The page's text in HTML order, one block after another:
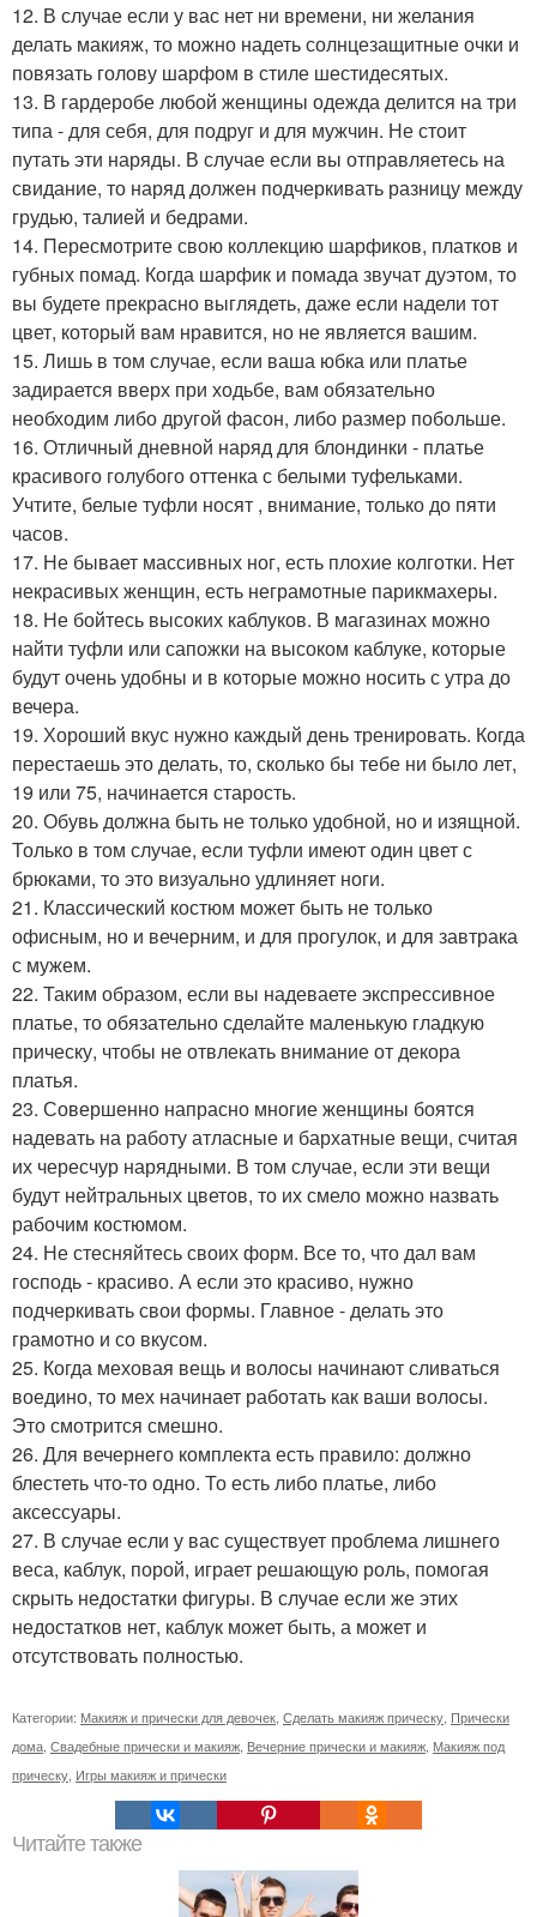
12. В случае если у вас нет ни времени, ни желания
делать макияж, то можно надеть солнцезащитные очки и
повязать голову шарфом в стиле шестидесятых.
13. В гардеробе любой женщины одежда делится на три
типа - для себя, для подруг и для мужчин. Не стоит
путать эти наряды. В случае если вы отправляетесь на
свидание, то наряд должен подчеркивать разницу между
грудью, талией и бедрами.
14. Пересмотрите свою коллекцию шарфиков, платков и
губных помад. Когда шарфик и помада звучат дуэтом, то
вы будете прекрасно выглядеть, даже если надели тот
цвет, который вам нравится, но не является вашим.
15. Лишь в том случае, если ваша юбка или платье
задирается вверх при ходьбе, вам обязательно
необходим либо другой фасон, либо размер побольше.
16. Отличный дневной наряд для блондинки - платье
красивого голубого оттенка с белыми туфельками.
Учтите, белые туфли носят , внимание, только до пяти
часов.
17. Не бывает массивных ног, есть плохие колготки. Нет
некрасивых женщин, есть неграмотные парикмахеры.
18. Не бойтесь высоких каблуков. В магазинах можно
найти туфли или сапожки на высоком каблуке, которые
будут очень удобны и в которые можно носить с утра до
вечера.
19. Хороший вкус нужно каждый день тренировать. Когда
перестаешь это делать, то, сколько бы тебе ни было лет,
19 или 75, начинается старость.
20. Обувь должна быть не только удобной, но и изящной.
Только в том случае, если туфли имеют один цвет с
брюками, то это визуально удлиняет ноги.
21. Классический костюм может быть не только
офисным, но и вечерним, и для прогулок, и для завтрака
с мужем.
22. Таким образом, если вы надеваете экспрессивное
платье, то обязательно сделайте маленькую гладкую
прическу, чтобы не отвлекать внимание от декора
платья.
23. Совершенно напрасно многие женщины боятся
надевать на работу атласные и бархатные вещи, считая
их чересчур нарядными. В том случае, если эти вещи
будут нейтральных цветов, то их смело можно назвать
рабочим костюмом.
24. Не стесняйтесь своих форм. Все то, что дал вам
господь - красиво. А если это красиво, нужно
подчеркивать свои формы. Главное - делать это
грамотно и со вкусом.
25. Когда меховая вещь и волосы начинают сливаться
воедино, то мех начинает работать как ваши волосы.
Это смотрится смешно.
26. Для вечернего комплекта есть правило: должно
блестеть что-то одно. То есть либо платье, либо
аксессуары.
27. В случае если у вас существует проблема лишнего
веса, каблук, порой, играет решающую роль, помогая
скрыть недостатки фигуры. В случае если же этих
недостатков нет, каблук может быть, а может и
отсутствовать полностью.
Категории: Макияж и прически для девочек Сделать макияж прическу Прически
дома Свадебные прически и макияж Вечерние прически и макияж Макияж под
прическу Игры макияж и прически
Читайте также